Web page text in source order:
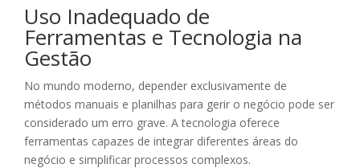
Uso Inadequado de
Ferramentas e Tecnologia na
Gestão
No mundo moderno, depender exclusivamente de
métodos manuais e planilhas para gerir o negócio pode ser
considerado um erro grave. A tecnologia oferece
ferramentas capazes de integrar diferentes áreas do
negócio e simplificar processos complexos.